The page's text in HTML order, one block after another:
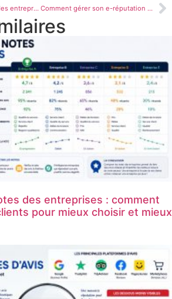
Comparatif des notes des entreprises : comment analyser les avis clients pour mieux choisir et mieux performer Comment gérer son e-réputation d’entreprise
des entreprises : comment
pour mieux choisir et mieux